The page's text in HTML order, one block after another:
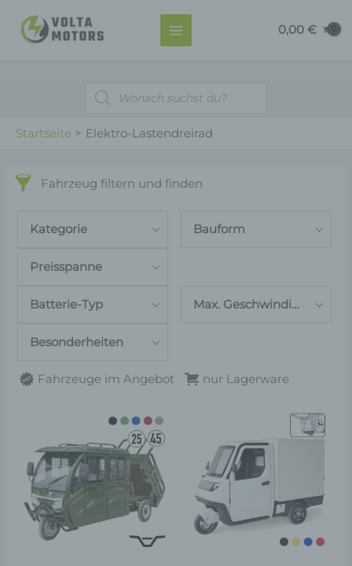
Inhalt
MAIN
MENU
0,00€
search
Startseite Elektro-Lastendreirad
Fahrzeug filtern und finden
Kategorie Bauform
Preisspanne
Batterie-Typ Max. Geschwindigkeit
Besonderheiten
Fahrzeuge im Angebot nur Lagerware
mehrere
Varianten